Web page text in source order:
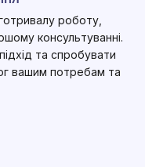
роботу,
консультуванні.
та спробувати
вашим потребам та